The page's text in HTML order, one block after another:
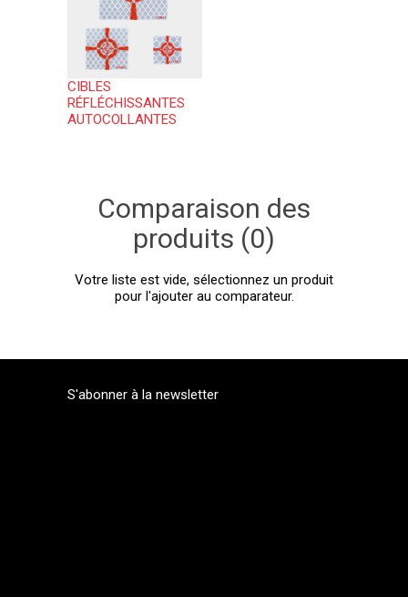
CIBLES
RÉFLÉCHISSANTES
AUTOCOLLANTES
Comparaison des
produits (0)
Votre liste est vide, sélectionnez un produit
pour l'ajouter au comparateur.
S'abonner à la newsletter